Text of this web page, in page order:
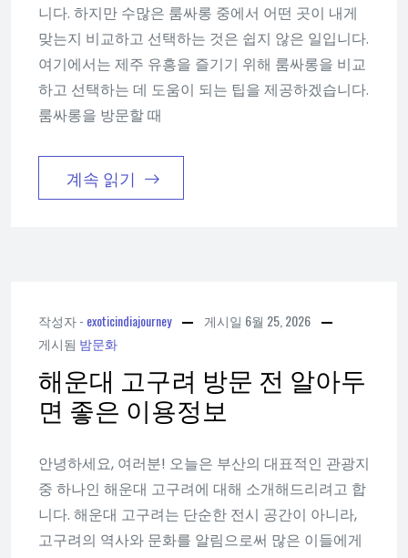
니다. 하지만 수많은 룸싸롱 중에서 어떤 곳이 내게
맞는지 비교하고 선택하는 것은 쉽지 않은 일입니다.
여기에서는 제주 유흥을 즐기기 위해 룸싸롱을 비교
하고 선택하는 데 도움이 되는 팁을 제공하겠습니다.
룸싸롱을 방문할 때
계속 읽기
작성자 - exoticindiajourney 게시일 6월 25, 2026
게시됨 밤문화
해운대 고구려 방문 전 알아두
면 좋은 이용정보
안녕하세요, 여러분! 오늘은 부산의 대표적인 관광지
중 하나인 해운대 고구려에 대해 소개해드리려고 합
니다. 해운대 고구려는 단순한 전시 공간이 아니라,
고구려의 역사와 문화를 알림으로써 많은 이들에게